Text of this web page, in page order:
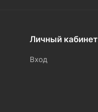
Личный кабинет
Вход